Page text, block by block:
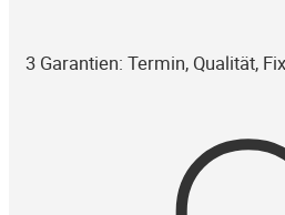
3 Garantien: Termin, Qualität,